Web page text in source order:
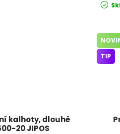
kalhoty, dlouhé
20 JIPOS
TIP